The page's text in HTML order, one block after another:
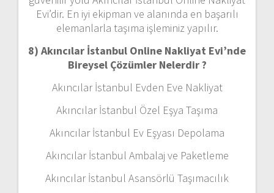
Evi’dir. En iyi ekipman ve alanında en başarılı
elemanlarla taşıma işleminiz yapılır.
8) Akıncılar İstanbul Online Nakliyat Evi’nde
Bireysel Çözümler Nelerdir ?
Akıncılar İstanbul Evden Eve Nakliyat
Akıncılar İstanbul Özel Eşya Taşıma
Akıncılar İstanbul Ev Eşyası Depolama
Akıncılar İstanbul Ambalaj ve Paketleme
Akıncılar İstanbul Asansörlü Taşımacılık